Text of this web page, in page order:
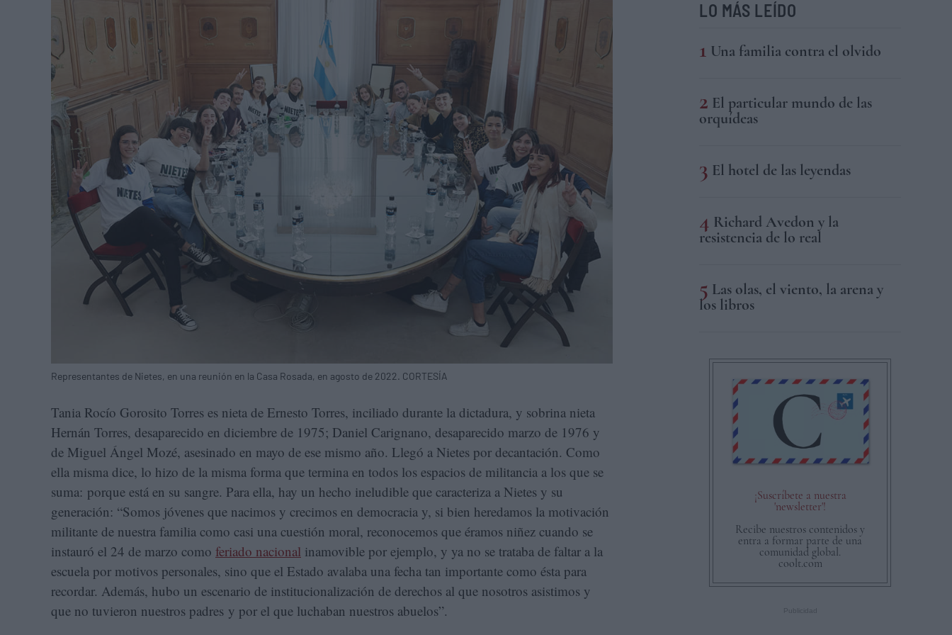
Representantes de Nietes, en una reunión en la Casa Rosada, en agosto de 2022. CORTESÍA
Tania Rocío Gorosito Torres es nieta de Ernesto Torres, inciliado durante la dictadura, y sobrina nieta
Hernán Torres, desaparecido en diciembre de 1975; Daniel Carignano, desaparecido marzo de 1976 y
de Miguel Ángel Mozé, asesinado en mayo de ese mismo año. Llegó a Nietes por decantación. Como
ella misma dice, lo hizo de la misma forma que termina en todos los espacios de militancia a los que se
suma: porque está en su sangre. Para ella, hay un hecho ineludible que caracteriza a Nietes y su
generación: “Somos jóvenes que nacimos y crecimos en democracia y, si bien heredamos la motivación
militante de nuestra familia como casi una cuestión moral, reconocemos que éramos niñez cuando se
instauró el 24 de marzo como feriado nacional inamovible por ejemplo, y ya no se trataba de faltar a la
escuela por motivos personales, sino que el Estado avalaba una fecha tan importante como ésta para
recordar. Además, hubo un escenario de institucionalización de derechos al que nosotros asistimos y
que no tuvieron nuestros padres y por el que luchaban nuestros abuelos”.
LO MÁS LEÍDO
Una familia contra el olvido
El particular mundo de las
orquídeas
El hotel de las leyendas
Richard Avedon y la
resistencia de lo real
Las olas, el viento, la arena y
los libros
¡Suscríbete a nuestra
'newsletter'!
Recibe nuestros contenidos y
entra a formar parte de una
comunidad global.
coolt.com